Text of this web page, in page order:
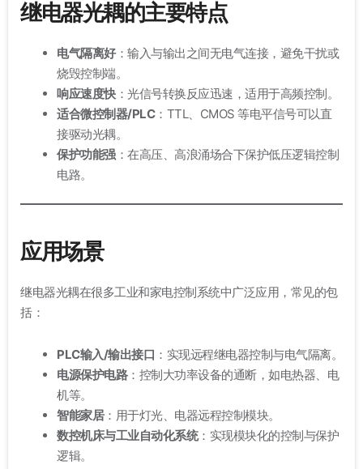
继电器光耦的主要特点
电气隔离好：输入与输出之间无电气连接，避免干扰或
烧毁控制端。
响应速度快：光信号转换反应迅速，适用于高频控制。
适合微控制器/PLC：TTL、CMOS 等电平信号可以直
接驱动光耦。
保护功能强：在高压、高浪涌场合下保护低压逻辑控制
电路。
应用场景
继电器光耦在很多工业和家电控制系统中广泛应用，常见的包
括：
PLC输入/输出接口 ：实现远程继电器控制与电气隔离。
电源保护电路：控制大功率设备的通断，如电热器、电
机等。
智能家居：用于灯光、电器远程控制模块。
数控机床与工业自动化系统：实现模块化的控制与保护
逻辑。